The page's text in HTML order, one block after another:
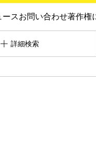
ースお問い合わせ著作権
詳細検索